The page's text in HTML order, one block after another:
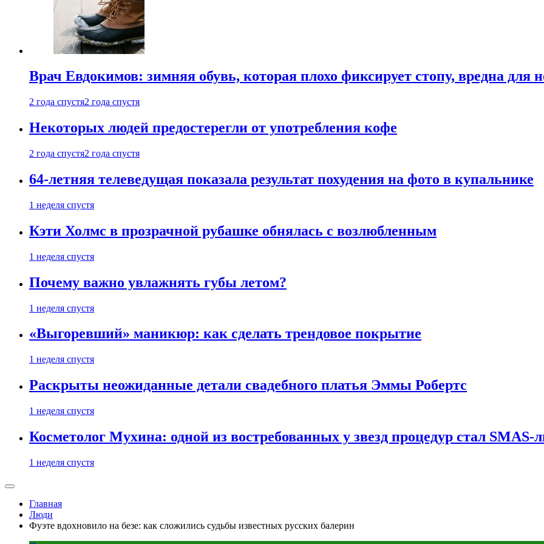
Врач Евдокимов: зимняя обувь, которая плохо фиксирует стопу, вредна для
2 года спустя2 года спустя
Некоторых людей предостерегли от употребления кофе
2 года спустя2 года спустя
64-летняя телеведущая показала результат похудения на фото в купальнике
1 неделя спустя
Кэти Холмс в прозрачной рубашке обнялась с возлюбленным
1 неделя спустя
Почему важно увлажнять губы летом?
1 неделя спустя
«Выгоревший» маникюр: как сделать трендовое покрытие
1 неделя спустя
Раскрыты неожиданные детали свадебного платья Эммы Робертс
1 неделя спустя
Косметолог Мухина: одной из востребованных у звезд процедур стал SMAS-
1 неделя спустя
Главная
Люди
Фуэте вдохновило на безе: как сложились судьбы известных русских балерин